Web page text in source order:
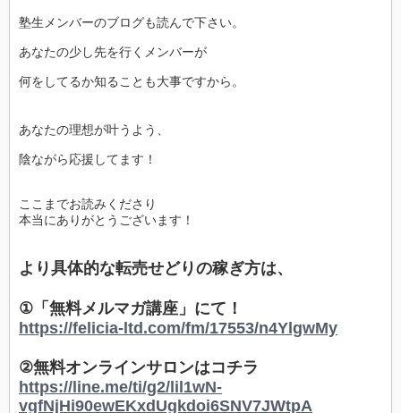
塾生メンバーのブログも読んで下さい。
あなたの少し先を行くメンバーが
何をしてるか知ることも大事ですから。
あなたの理想が叶うよう、
陰ながら応援してます！
ここまでお読みくださり
本当にありがとうございます！
より具体的な転売せどりの稼ぎ方は、
①「無料メルマガ講座」にて！
https://felicia-ltd.com/fm/17553/n4YlgwMy
②無料オンラインサロンはコチラ
https://line.me/ti/g2/lil1wN-
vgfNjHi90ewEKxdUgkdoi6SNV7JWtpA